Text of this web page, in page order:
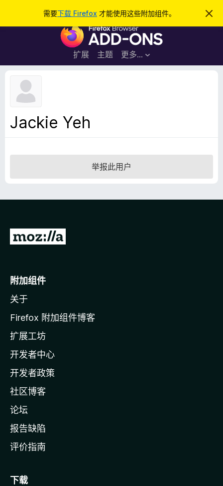
需要下载 Firefox 才能使用这些附加组件。
忽
此
F
r
e
加
组
扩展 主题 更多…
登录
Jackie Yeh
举报此用户
转
o
i
l
a
主
页
附加组件
关于
Firefox 附加组件博客
扩展工坊
开发者中心
开发者政策
社区博客
论坛
报告缺陷
评价指南
下载